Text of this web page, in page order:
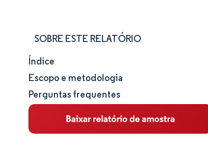
SOBRE ESTE RELATÓRIO
Tamanho e participação de mercado
Análise de mercado
Tendências e insights
Índice
Escopo e metodologia
Perguntas frequentes